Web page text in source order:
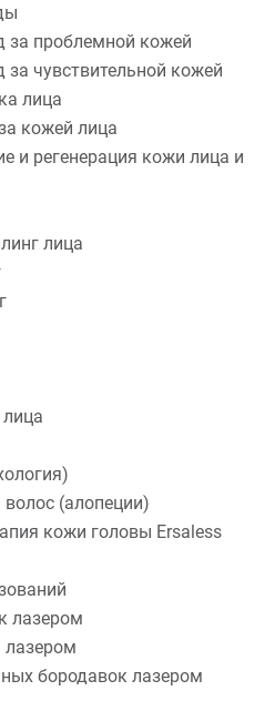
за проблемной кожей
за чувствительной кожей
лица
кожей лица
и регенерация кожи лица и
лица
(алопеции)
кожи головы Ersaless
лазером
лазером
бородавок лазером